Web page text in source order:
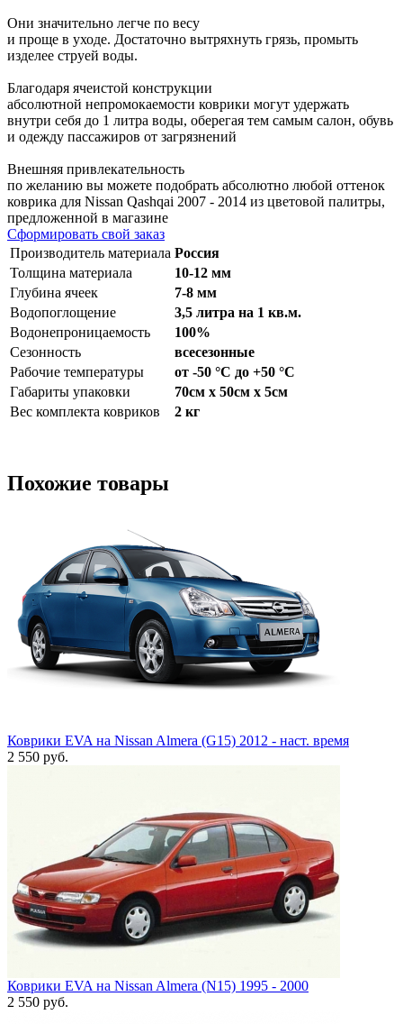
Они значительно легче по весу
и проще в уходе. Достаточно вытряхнуть грязь, промыть
изделее струей воды.
Благодаря ячеистой конструкции
абсолютной непромокаемости коврики могут удержать
внутри себя до 1 литра воды, оберегая тем самым салон, обувь
и одежду пассажиров от загрязнений
Внешняя привлекательность
по желанию вы можете подобрать абсолютно любой оттенок
коврика для Nissan Qashqai 2007 - 2014 из цветовой палитры,
предложенной в магазине
Сформировать свой заказ
Производитель материала Россия
Толщина материала
10-12 мм
Глубина ячеек
7-8 мм
Водопоглощение
3,5 литра на 1 кв.м.
Водонепроницаемость
100%
Сезонность
всесезонные
Рабочие температуры
от -50 °С до +50 °С
Габариты упаковки
70см x 50см x 5см
Вес комплекта ковриков
2 кг
Похожие товары
Коврики EVA на Nissan Almera (G15) 2012 - наст. время
2 550 руб.
Коврики EVA на Nissan Almera (N15) 1995 - 2000
2 550 руб.